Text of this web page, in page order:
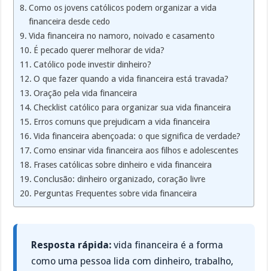
Como os jovens católicos podem organizar a vida
financeira desde cedo
Vida financeira no namoro, noivado e casamento
É pecado querer melhorar de vida?
Católico pode investir dinheiro?
O que fazer quando a vida financeira está travada?
Oração pela vida financeira
Checklist católico para organizar sua vida financeira
Erros comuns que prejudicam a vida financeira
Vida financeira abençoada: o que significa de verdade?
Como ensinar vida financeira aos filhos e adolescentes
Frases católicas sobre dinheiro e vida financeira
Conclusão: dinheiro organizado, coração livre
Perguntas Frequentes sobre vida financeira
Resposta rápida: vida financeira é a forma
como uma pessoa lida com dinheiro, trabalho,